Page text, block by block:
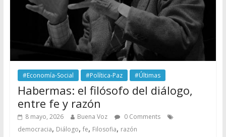
#Economía-Social #Política-Paz #Últimas
Habermas: el filósofo del diálogo,
entre fe y razón
8 mayo, 2026 Buena Voz
0 Comments
democracia, Diálogo, fe, Filosofia, razón